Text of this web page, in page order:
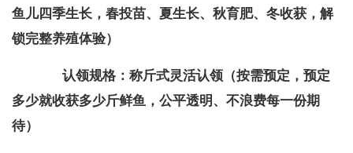
鱼儿四季生长，春投苗、夏生长、秋育肥、冬收获，解
锁完整养殖体验）
认领规格：称斤式灵活认领（按需预定，预定
多少就收获多少斤鲜鱼，公平透明、不浪费每一份期
待）